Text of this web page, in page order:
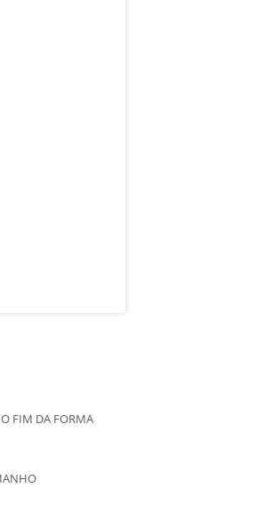
FIM DA FORMA